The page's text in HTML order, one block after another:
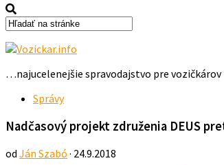
…najucelenejšie spravodajstvo pre vozičkárov
Správy
Nadčasový projekt združenia DEUS
od Ján Szabó · 24.9.2018